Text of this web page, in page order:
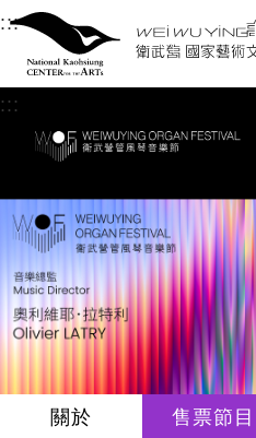
衛武營國家藝術文
中央內容區塊，為本頁主要內容區。
:::選單連結區塊，此區塊列
衛武營國家藝術
:::
關於 售票節目